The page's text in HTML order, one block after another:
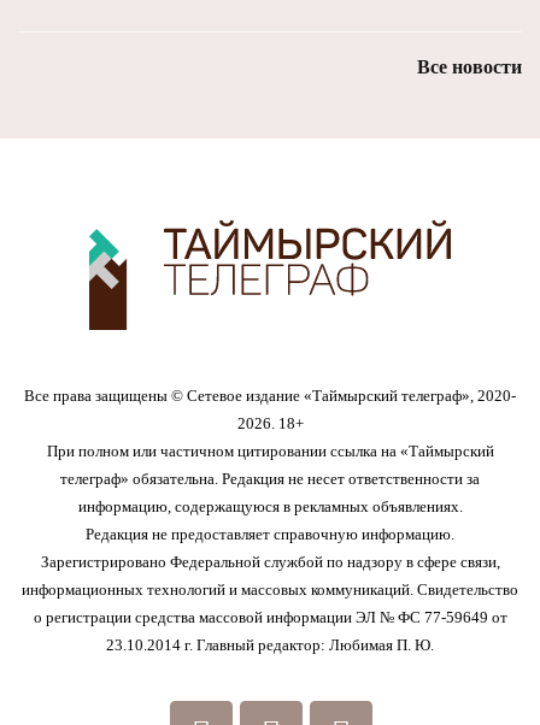
Все новости
Все права защищены © Сетевое издание «Таймырский телеграф», 2020-
2026. 18+
При полном или частичном цитировании ссылка на «Таймырский
телеграф» обязательна. Редакция не несет ответственности за
информацию, содержащуюся в рекламных объявлениях.
Редакция не предоставляет справочную информацию.
Зарегистрировано Федеральной службой по надзору в сфере связи,
информационных технологий и массовых коммуникаций. Свидетельство
о регистрации средства массовой информации ЭЛ № ФС 77-59649 от
23.10.2014 г. Главный редактор: Любимая П. Ю.